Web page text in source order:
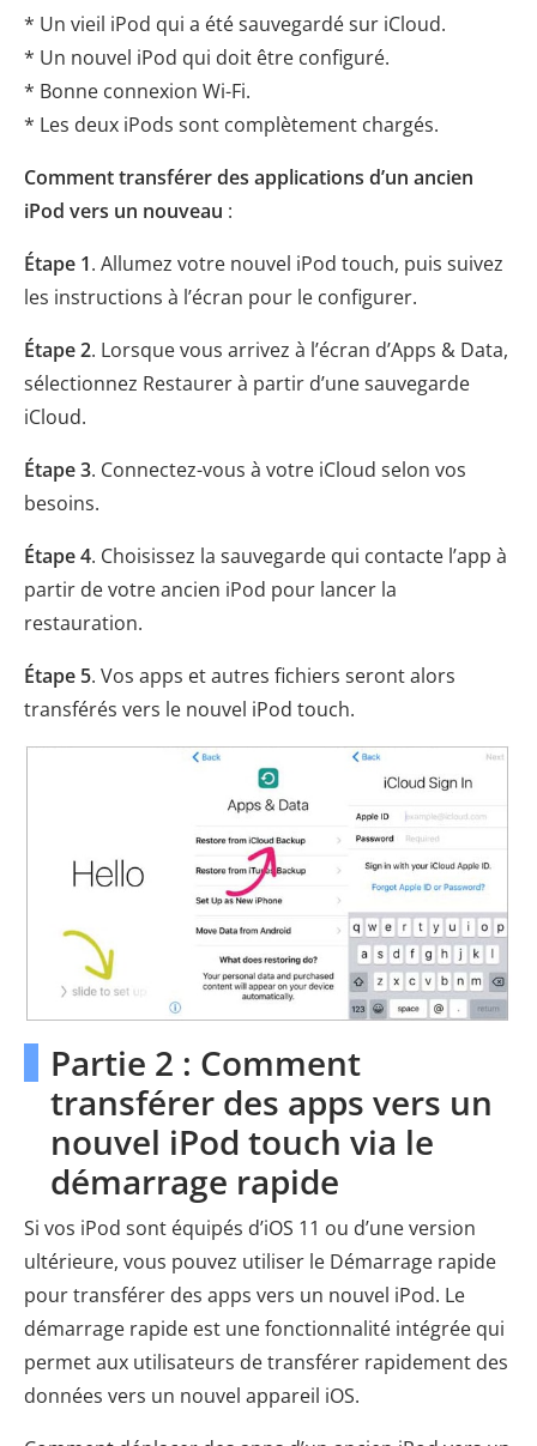
* Un vieil iPod qui a été sauvegardé sur iCloud.
* Un nouvel iPod qui doit être configuré.
* Bonne connexion Wi-Fi.
* Les deux iPods sont complètement chargés.
Comment transférer des applications d’un ancien
iPod vers un nouveau :
Étape 1. Allumez votre nouvel iPod touch, puis suivez
les instructions à l’écran pour le configurer.
Étape 2. Lorsque vous arrivez à l’écran d’Apps & Data,
sélectionnez Restaurer à partir d’une sauvegarde
iCloud.
Étape 3. Connectez-vous à votre iCloud selon vos
besoins.
Étape 4. Choisissez la sauvegarde qui contacte l’app à
partir de votre ancien iPod pour lancer la
restauration.
Étape 5. Vos apps et autres fichiers seront alors
transférés vers le nouvel iPod touch.
Partie 2 : Comment
transférer des apps vers un
nouvel iPod touch via le
démarrage rapide
Si vos iPod sont équipés d’iOS 11 ou d’une version
ultérieure, vous pouvez utiliser le Démarrage rapide
pour transférer des apps vers un nouvel iPod. Le
démarrage rapide est une fonctionnalité intégrée qui
permet aux utilisateurs de transférer rapidement des
données vers un nouvel appareil iOS.